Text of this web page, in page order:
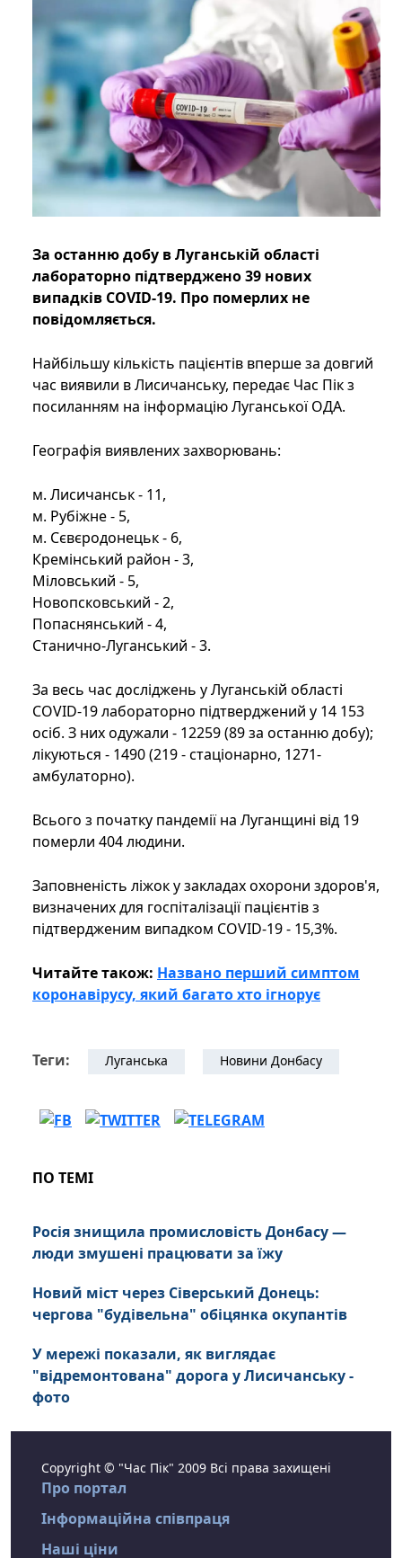
За останню добу в Луганській області
лабораторно підтверджено 39 нових
випадків COVID-19. Про померлих не
повідомляється.
Найбільшу кількість пацієнтів вперше за довгий
час виявили в Лисичанську, передає Час Пік з
посиланням на інформацію Луганської ОДА.
Географія виявлених захворювань:
м. Лисичанськ - 11,
м. Рубіжне - 5,
м. Сєвєродонецьк - 6,
Кремінський район - 3,
Міловський - 5,
Новопсковський - 2,
Попаснянський - 4,
Станично-Луганський - 3.
За весь час досліджень у Луганській області
COVID-19 лабораторно підтверджений у 14 153
осіб. З них одужали - 12259 (89 за останню добу);
лікуються - 1490 (219 - стаціонарно, 1271-
амбулаторно).
Всього з початку пандемії на Луганщині від 19
померли 404 людини.
Заповненість ліжок у закладах охорони здоров'я,
визначених для госпіталізації пацієнтів з
підтвердженим випадком COVID-19 - 15,3%.
Читайте також: Названо перший симптом
коронавірусу, який багато хто ігнорує
Теги: Луганська Новини Донбасу
ПО ТЕМІ
Росія знищила промисловість Донбасу —
люди змушені працювати за їжу
Новий міст через Сіверський Донець:
чергова "будівельна" обіцянка окупантів
У мережі показали, як виглядає
"відремонтована" дорога у Лисичанську -
фото
Copyright © "Час Пік" 2009 Всі права захищені
Про портал
Інформаційна співпраця
Наші ціни